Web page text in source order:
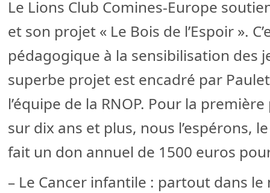
Le Lions Club Comines-Europe
et son projet « Le Bois de l’Espoir ».
pédagogique à la sensibilisation des
superbe projet est encadré par
l’équipe de la RNOP. Pour la
sur dix ans et plus, nous l’espérons,
fait un don annuel de 1500 euros
– Le Cancer infantile : partout dans